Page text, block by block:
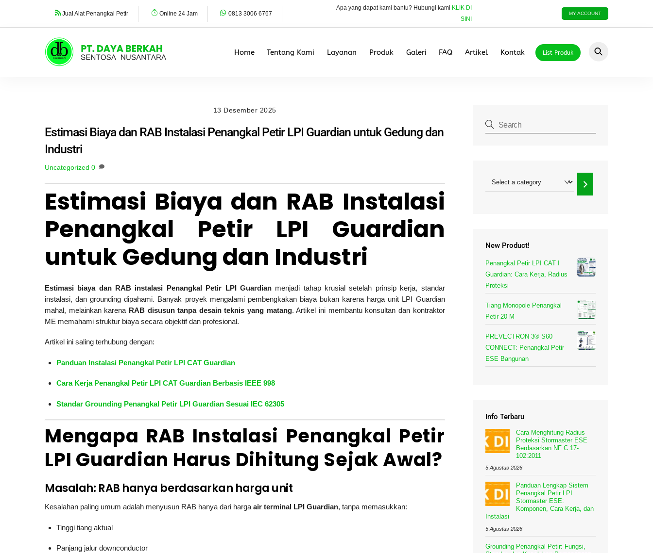
content
Jual Alat Penangkal Petir Online 24 Jam 0813 3006 6767
Apa yang dapat kami bantu? Hubungi kami KLIK DI
SINI
MY ACCOUNT
Home Tentang Kami Layanan Produk Galeri FAQ Artikel Kontak List Produk
13 Desember 2025
Estimasi Biaya dan RAB Instalasi Penangkal Petir LPI Guardian untuk Gedung dan
Industri
Uncategorized 0
Estimasi Biaya dan RAB Instalasi
Penangkal Petir LPI Guardian
untuk Gedung dan Industri
Estimasi biaya dan RAB instalasi Penangkal Petir LPI Guardianmenjadi tahap krusial setelah prinsip kerja, standar
instalasi, dan grounding dipahami. Banyak proyek mengalami pembengkakan biaya bukan karena harga unit LPI Guardian
mahal, melainkan karena RAB disusun tanpa desain teknis yang matang. Artikel ini membantu konsultan dan kontraktor
ME memahami struktur biaya secara objektif dan profesional.
Artikel ini saling terhubung dengan:
Panduan Instalasi Penangkal Petir LPI CAT Guardian
Cara Kerja Penangkal Petir LPI CAT Guardian Berbasis IEEE 998
Standar Grounding Penangkal Petir LPI Guardian Sesuai IEC 62305
Mengapa RAB Instalasi Penangkal Petir
LPI Guardian Harus Dihitung Sejak Awal?
Masalah: RAB hanya berdasarkan harga unit
Kesalahan paling umum adalah menyusun RAB hanya dari harga air terminal LPI Guardian, tanpa memasukkan:
Tinggi tiang aktual
Panjang jalur downconductor
Select
New Product!
Penangkal Petir LPI CAT I
Guardian: Cara Kerja, Radius
Proteksi
Tiang Monopole Penangkal
Petir 20 M
PREVECTRON 3® S60
CONNECT: Penangkal Petir
ESE Bangunan
Info Terbaru
Cara Menghitung Radius
Proteksi Stormaster ESE
Berdasarkan NF C 17-
102:2011
5 Agustus 2026
Panduan Lengkap Sistem
Penangkal Petir LPI
Stormaster ESE:
Komponen, Cara Kerja, dan
Instalasi
5 Agustus 2026
Grounding Penangkal Petir: Fungsi,